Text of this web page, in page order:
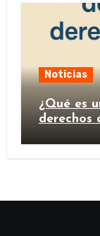
Noticias
¿Qué es
derechos